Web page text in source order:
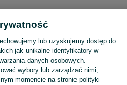
Zobacz
lub uzyskujemy dostęp do
jak unikalne identyfikatory w
danych osobowych.
wybory lub zarządzać nimi,
momencie na stronie polityki